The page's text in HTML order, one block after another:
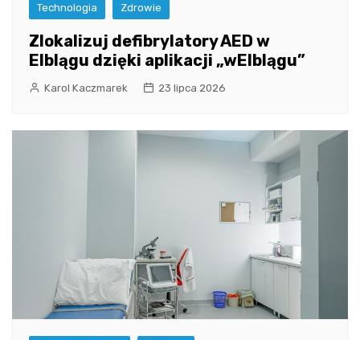
Technologia Zdrowie
Zlokalizuj defibrylatory AED w
Elblągu dzięki aplikacji „wElblągu”
Karol Kaczmarek 23 lipca 2026